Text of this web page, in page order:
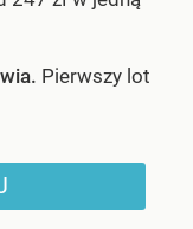
Pierwszy lot